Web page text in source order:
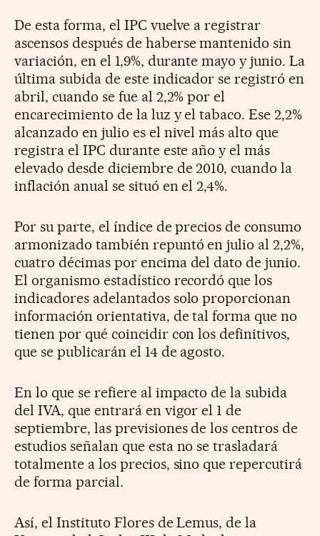
De esta forma, el IPC vuelve a registrar
ascensos después de haberse mantenido sin
variación, en el 1,9%, durante mayo y junio. La
última subida de este indicador se registró en
abril, cuando se fue al 2,2% por el
encarecimiento de la luz y el tabaco. Ese 2,2%
alcanzado en julio es el nivel más alto que
registra el IPC durante este año y el más
elevado desde diciembre de 2010, cuando la
inflación anual se situó en el 2,4%.
Por su parte, el índice de precios de consumo
armonizado también repuntó en julio al 2,2%,
cuatro décimas por encima del dato de junio.
El organismo estadístico recordó que los
indicadores adelantados solo proporcionan
información orientativa, de tal forma que no
tienen por qué coincidir con los definitivos,
que se publicarán el 14 de agosto.
En lo que se refiere al impacto de la subida
del IVA, que entrará en vigor el 1 de
septiembre, las previsiones de los centros de
estudios señalan que esta no se trasladará
totalmente a los precios, sino que repercutirá
de forma parcial.
Así, el Instituto Flores de Lemus, de la